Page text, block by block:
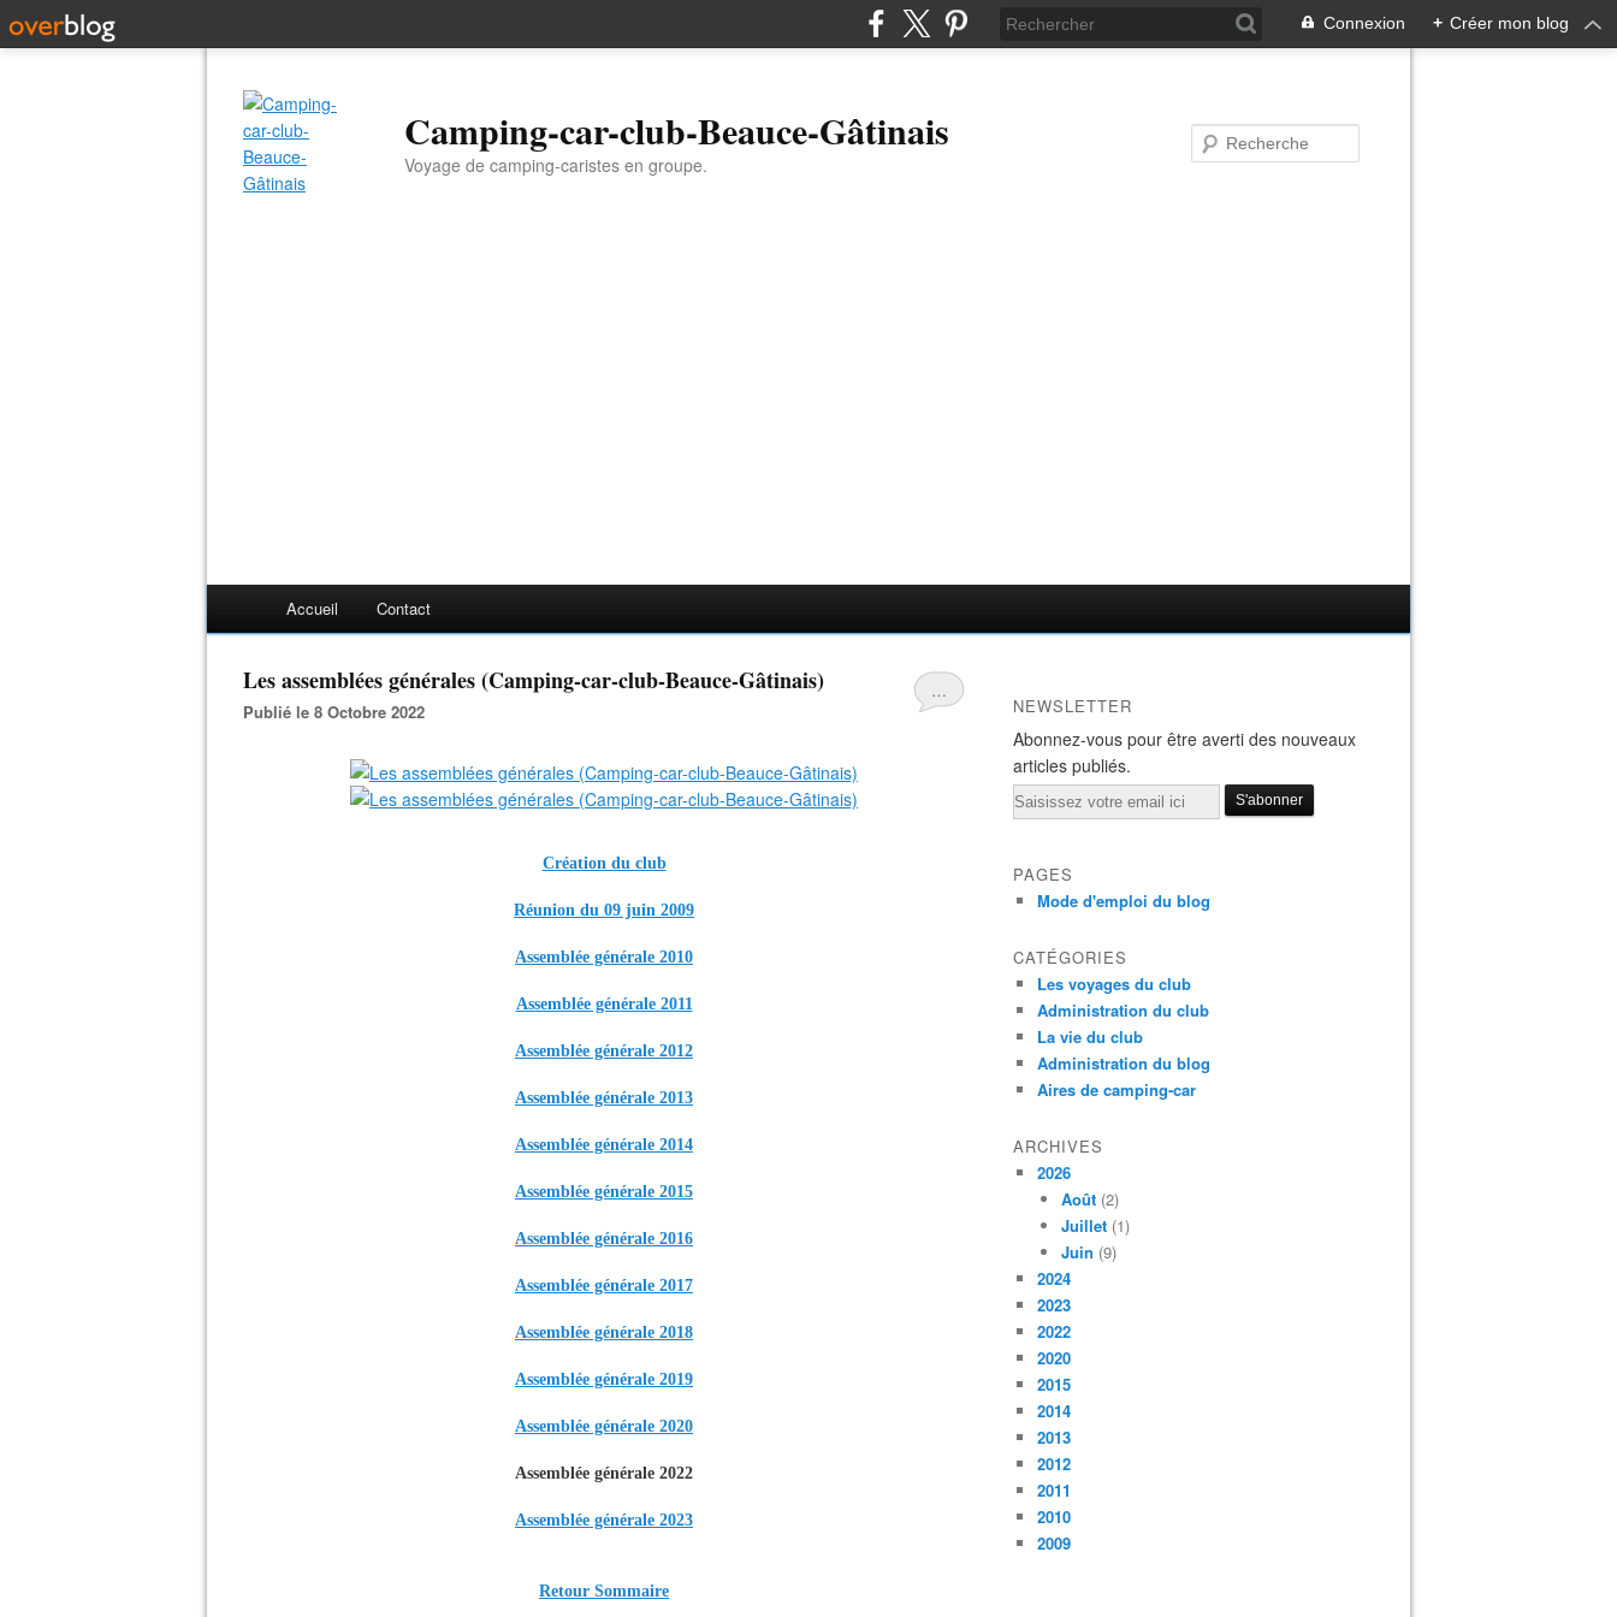
Connexion + Créer mon blog
Camping-car-club-Beauce-Gâtinais
Voyage de camping-caristes en groupe.
Accueil Contact
…
Les assemblées générales (Camping-car-club-Beauce-Gâtinais)
Publié le 8 Octobre 2022
Création du club
Réunion du 09 juin 2009
Assemblée générale 2010
Assemblée générale 2011
Assemblée générale 2012
Assemblée générale 2013
Assemblée générale 2014
Assemblée générale 2015
Assemblée générale 2016
Assemblée générale 2017
Assemblée générale 2018
Assemblée générale 2019
Assemblée générale 2020
Assemblée générale 2022
Assemblée générale 2023
Retour Sommaire
NEWSLETTER
Abonnez-vous pour être averti des nouveaux
articles publiés.
Email
PAGES
Mode d'emploi du blog
CATÉGORIES
Les voyages du club
Administration du club
La vie du club
Administration du blog
Aires de camping-car
ARCHIVES
2026
Août (2)
Juillet (1)
Juin (9)
2024
2023
2022
2020
2015
2014
2013
2012
2011
2010
2009